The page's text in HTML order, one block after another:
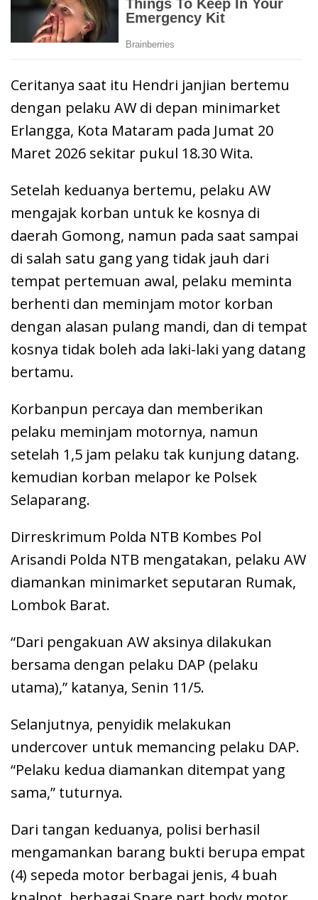
Ceritanya saat itu Hendri janjian bertemu
dengan pelaku AW di depan minimarket
Erlangga, Kota Mataram pada Jumat 20
Maret 2026 sekitar pukul 18.30 Wita.
Setelah keduanya bertemu, pelaku AW
mengajak korban untuk ke kosnya di
daerah Gomong, namun pada saat sampai
di salah satu gang yang tidak jauh dari
tempat pertemuan awal, pelaku meminta
berhenti dan meminjam motor korban
dengan alasan pulang mandi, dan di tempat
kosnya tidak boleh ada laki-laki yang datang
bertamu.
Korbanpun percaya dan memberikan
pelaku meminjam motornya, namun
setelah 1,5 jam pelaku tak kunjung datang.
kemudian korban melapor ke Polsek
Selaparang.
Dirreskrimum Polda NTB Kombes Pol
Arisandi Polda NTB mengatakan, pelaku AW
diamankan minimarket seputaran Rumak,
Lombok Barat.
“Dari pengakuan AW aksinya dilakukan
bersama dengan pelaku DAP (pelaku
utama),” katanya, Senin 11/5.
Selanjutnya, penyidik melakukan
undercover untuk memancing pelaku DAP.
“Pelaku kedua diamankan ditempat yang
sama,” tuturnya.
Dari tangan keduanya, polisi berhasil
mengamankan barang bukti berupa empat
(4) sepeda motor berbagai jenis, 4 buah